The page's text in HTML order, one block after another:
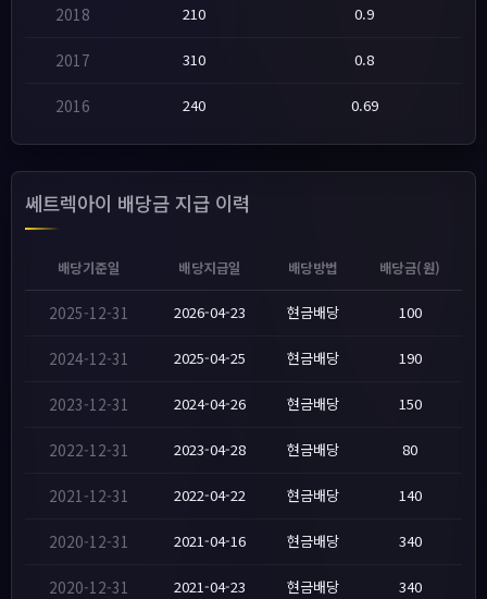
2018 210 0.9
2017 310 0.8
2016 240 0.69
쎄트렉아이 배당금 지급 이력
배당기준일 배당지급일 배당방법 배당금(원)
2025-12-31 2026-04-23 현금배당 100
2024-12-31 2025-04-25 현금배당 190
2023-12-31 2024-04-26 현금배당 150
2022-12-31 2023-04-28 현금배당 80
2021-12-31 2022-04-22 현금배당 140
2020-12-31 2021-04-16 현금배당 340
2020-12-31 2021-04-23 현금배당 340